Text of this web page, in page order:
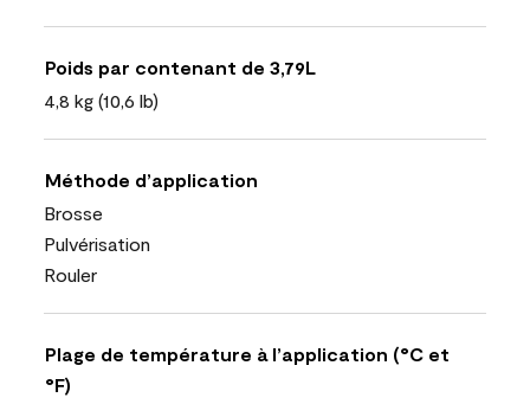
Poids par contenant de 3,79L
4,8 kg (10,6 lb)
Méthode d’application
Brosse
Pulvérisation
Rouler
Plage de température à l’application (°C et
°F)